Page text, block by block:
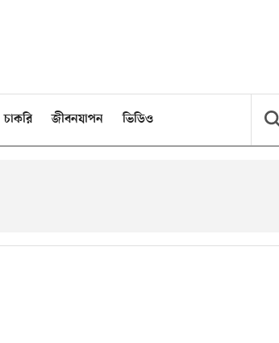
চাকরি জীবনযাপন ভিডিও